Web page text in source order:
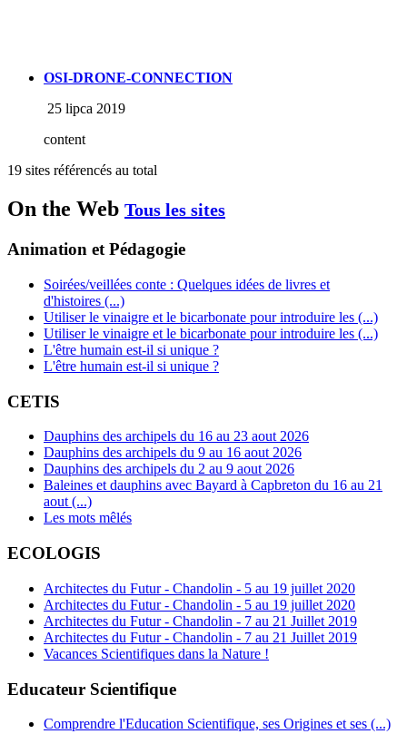
OSI-DRONE-CONNECTION
25 lipca 2019
content
19 sites référencés au total
On the Web Tous les sites
Animation et Pédagogie
Soirées/veillées conte : Quelques idées de livres et
d'histoires (...)
Utiliser le vinaigre et le bicarbonate pour introduire les (...)
Utiliser le vinaigre et le bicarbonate pour introduire les (...)
L'être humain est-il si unique ?
L'être humain est-il si unique ?
CETIS
Dauphins des archipels du 16 au 23 aout 2026
Dauphins des archipels du 9 au 16 aout 2026
Dauphins des archipels du 2 au 9 aout 2026
Baleines et dauphins avec Bayard à Capbreton du 16 au 21
aout (...)
Les mots mêlés
ECOLOGIS
Architectes du Futur - Chandolin - 5 au 19 juillet 2020
Architectes du Futur - Chandolin - 5 au 19 juillet 2020
Architectes du Futur - Chandolin - 7 au 21 Juillet 2019
Architectes du Futur - Chandolin - 7 au 21 Juillet 2019
Vacances Scientifiques dans la Nature !
Educateur Scientifique
Comprendre l'Education Scientifique, ses Origines et ses (...)